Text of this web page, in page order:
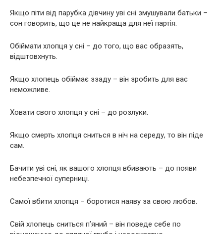
Якщо піти від парубка дівчину уві сні змушували батьки –
сон говорить, що це не найкраща для неї партія.
Обіймати хлопця у сні – до того, що вас образять,
відштовхнуть.
Якщо хлопець обіймає ззаду – він зробить для вас
неможливе.
Ховати свого хлопця у сні – до розлуки.
Якщо смерть хлопця сниться в ніч на середу, то він піде
сам.
Бачити уві сні, як вашого хлопця вбивають – до появи
небезпечної суперниці.
Самої вбити хлопця – боротися наяву за свою любов.
Свій хлопець сниться п’яний – він поведе себе по